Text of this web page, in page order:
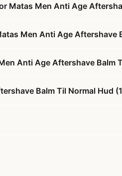
Matas Men Anti Age
Men Anti Age Aftershave
Anti Age Aftershave Balm
Balm Til Normal Hud